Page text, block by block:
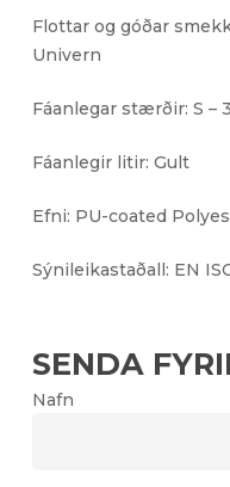
Flottar og góðar
Univern
Fáanlegar stærðir: S –
Fáanlegir litir: Gult
Efni: PU-coated
Sýnileikastaðall: EN
SENDA
Nafn